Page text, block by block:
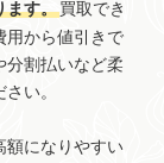
ます。買取でき
用から値引きで
分割払いなど柔
い。
額になりやすい